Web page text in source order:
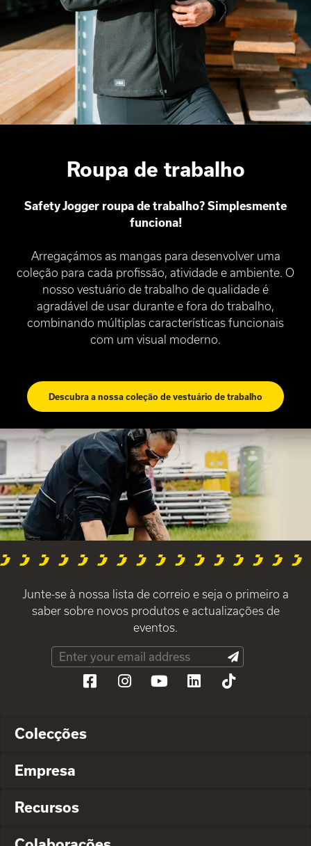
Roupa de trabalho
Safety Jogger roupa de trabalho? Simplesmente
funciona!
Arregaçámos as mangas para desenvolver uma
coleção para cada profissão, atividade e ambiente. O
nosso vestuário de trabalho de qualidade é
agradável de usar durante e fora do trabalho,
combinando múltiplas características funcionais
com um visual moderno.
Descubra a nossa coleção de vestuário de trabalho
Junte-se à nossa lista de correio e seja o primeiro a
saber sobre novos produtos e actualizações de
eventos.
Colecções
Empresa
Recursos